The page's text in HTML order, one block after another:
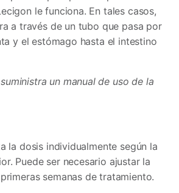
le funciona. En tales casos,
a través de un tubo que pasa por
y el estómago hasta el intestino
un manual de uso de la
la dosis individualmente según la
Puede ser necesario ajustar la
semanas de tratamiento.